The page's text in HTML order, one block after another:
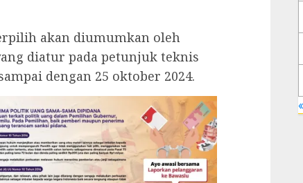
akan diumumkan oleh
diatur pada petunjuk teknis
dengan 25 oktober 2024.